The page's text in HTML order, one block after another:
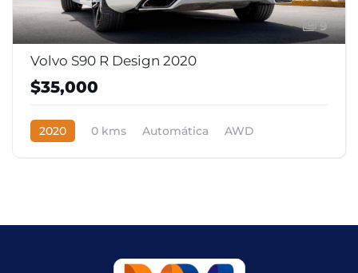
9
Volvo S90 R Design 2020
$35,000
2020 0 kms Automática AWD